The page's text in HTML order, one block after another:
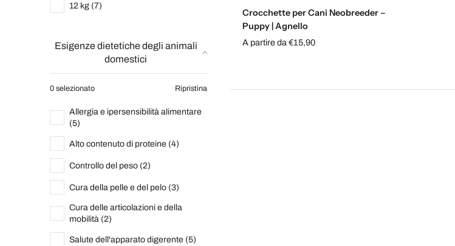
12 kg (7)
Esigenze dietetiche degli animali
domestici
0 selezionato Ripristina
Allergia e ipersensibilità alimentare
(5)
Alto contenuto di proteine (4)
Controllo del peso (2)
Cura della pelle e del pelo (3)
Cura delle articolazioni e della
mobilità (2)
Salute dell'apparato digerente (5)
Crocchette per Cani Neobreeder –
Puppy | Agnello
A partire da €15,90